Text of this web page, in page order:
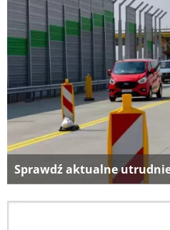
Sprawdź aktualne